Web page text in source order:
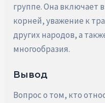
группе. Она включает
корней, уважение к
других народов, а
многообразия.
Вывод
Вопрос о том, кто